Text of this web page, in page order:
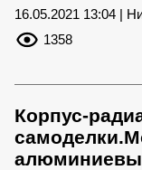
16.05.2021 13:04 |
1358
Корпус-